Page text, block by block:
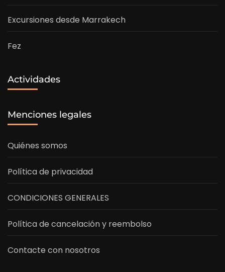
Excursiones desde Marrakech
Fez
Actividades
Menciones legales
Quiénes somos
Política de privacidad
CONDICIONES GENERALES
Política de cancelación y reembolso
Contacte con nosotros